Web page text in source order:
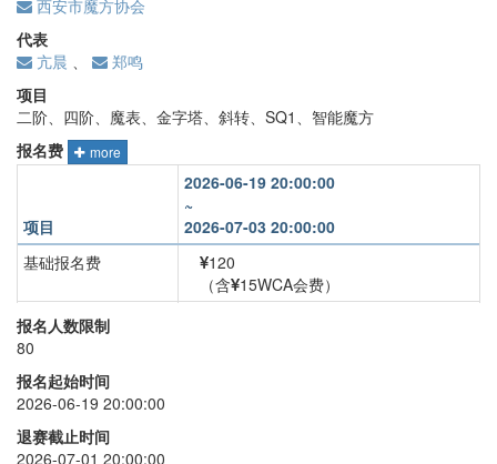
西安市魔方协会
代表
亢晨
郑鸣
项目
二阶、四阶、魔表、金字塔、斜转、SQ1、智能魔方
报名费
more
项目
2026-06-19 20:00:00
~
2026-07-03 20:00:00
基础报名费
120
（含 15WCA会费）
二阶
魔表
金字塔
报名人数限制
80
报名起始时间
2026-06-19 20:00:00
退赛截止时间
2026-07-01 20:00:00